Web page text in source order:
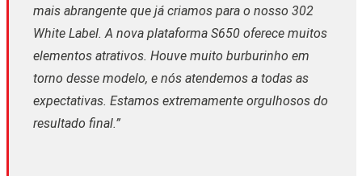
mais abrangente que já criamos para o nosso 302
White Label. A nova plataforma S650 oferece muitos
elementos atrativos. Houve muito burburinho em
torno desse modelo, e nós atendemos a todas as
expectativas. Estamos extremamente orgulhosos do
resultado final.”